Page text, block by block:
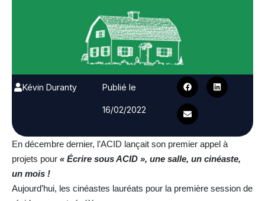
Kévin Duranty
Publié le
16/02/2022
En décembre dernier, l’ACID lançait son premier appel à
projets pour « Écrire sous ACID », une salle, un cinéaste,
un mois !
Aujourd’hui, les cinéastes lauréats pour la première session de